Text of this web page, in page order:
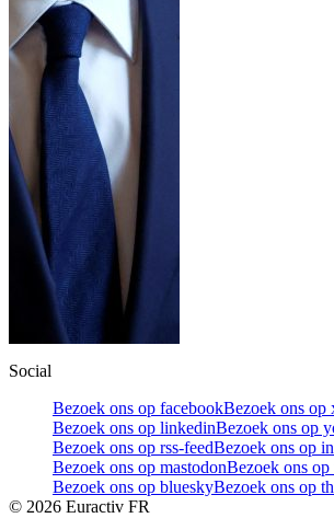
Social
Bezoek ons op facebookBezoek ons op
Bezoek ons op linkedinBezoek ons op
Bezoek ons op rss-feedBezoek ons op
Bezoek ons op mastodonBezoek ons op
Bezoek ons op blueskyBezoek ons op
© 2026 Euractiv FR